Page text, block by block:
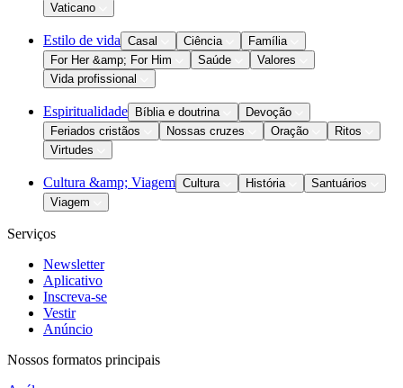
Vaticano
Estilo de vida Casal Ciência
Família
For Her &amp; For Him
Saúde
Valores
Vida profissional
Espiritualidade Bíblia e doutrina
Devoção
Feriados cristãos
Nossas cruzes Oração
Ritos
Virtudes
Cultura &amp; Viagem Cultura História
Santuários
Viagem
Serviços
Newsletter
Aplicativo
Inscreva-se
Vestir
Anúncio
Nossos formatos principais